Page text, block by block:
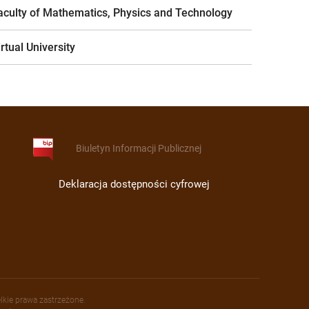
of Mathematics, Physics and Technology
University
Biuletyn Informacji Publicznej
Deklaracja dostępności cyfrowej
prawa zastrzeżone.